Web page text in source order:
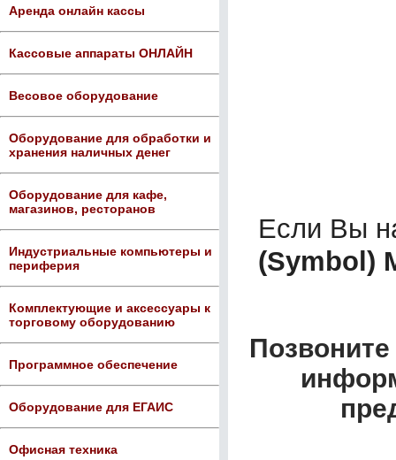
Аренда онлайн кассы
Кассовые аппараты ОНЛАЙН
Весовое оборудование
Оборудование для обработки и
хранения наличных денег
Оборудование для кафе,
магазинов, ресторанов
Индустриальные компьютеры и
периферия
Комплектующие и аксессуары к
торговому оборудованию
Программное обеспечение
Оборудование для ЕГАИС
Офисная техника
Если Вы
(Symbol)